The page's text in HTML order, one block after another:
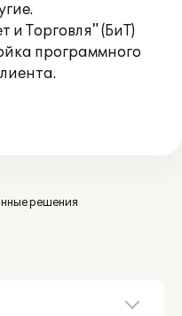
и Торговля" (БиТ)
программного
решения